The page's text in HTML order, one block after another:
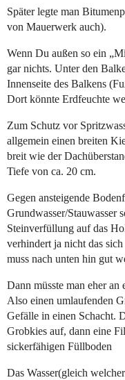
Später legte man
von Mauerwerk auch).
Wenn Du außen so ein
gar nichts. Unter den
Innenseite des Balkens
Dort könnte Erdfeuchte
Zum Schutz vor
allgemein einen breiten
breit wie der
Tiefe von ca. 20 cm.
Gegen ansteigende
Grundwasser/Stauwasser
Steinverfüllung auf das
verhindert ja nicht das
muss nach unten hin gut
Dann müsste man eher an
Also einen umlaufenden
Gefälle in einen Schacht.
Grobkies auf, dann eine
sickerfähigen Füllboden
Das Wasser(gleich